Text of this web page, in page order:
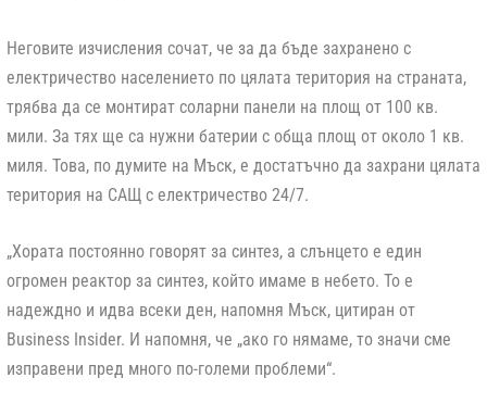
Неговите изчисления сочат, че за да бъде захранено с
електричество населението по цялата територия на страната,
трябва да се монтират соларни панели на площ от 100 кв.
мили. За тях ще са нужни батерии с обща площ от около 1 кв.
миля. Това, по думите на Мъск, е достатъчно да захрани цялата
територия на САЩ с електричество 24/7.
„Хората постоянно говорят за синтез, а слънцето е един
огромен реактор за синтез, който имаме в небето. То е
надеждно и идва всеки ден, напомня Мъск, цитиран от
Business Insider. И напомня, че „ако го нямаме, то значи сме
изправени пред много по-големи проблеми“.